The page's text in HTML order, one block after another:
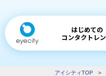
はじめての
コンタクトレ
アイシティTOP >